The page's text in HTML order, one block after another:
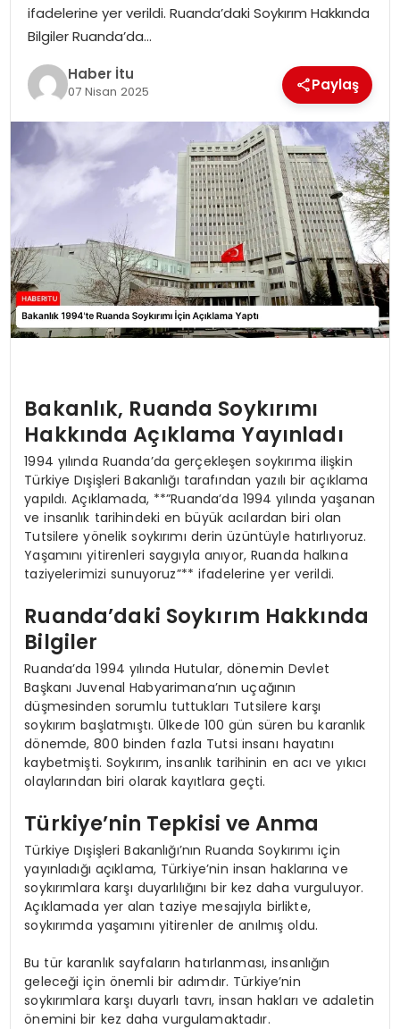
YAŞAM
ifadelerine yer verildi. Ruanda’daki Soykırım Hakkında
Bilgiler Ruanda’da…
Haber İtu
07 Nisan 2025 Paylaş
Bakanlık, Ruanda Soykırımı
Hakkında Açıklama Yayınladı
1994 yılında Ruanda’da gerçekleşen soykırıma ilişkin
Türkiye Dışişleri Bakanlığı tarafından yazılı bir açıklama
yapıldı. Açıklamada, **”Ruanda’da 1994 yılında yaşanan
ve insanlık tarihindeki en büyük acılardan biri olan
Tutsilere yönelik soykırımı derin üzüntüyle hatırlıyoruz.
Yaşamını yitirenleri saygıyla anıyor, Ruanda halkına
taziyelerimizi sunuyoruz”** ifadelerine yer verildi.
Ruanda’daki Soykırım Hakkında
Bilgiler
Ruanda’da 1994 yılında Hutular, dönemin Devlet
Başkanı Juvenal Habyarimana’nın uçağının
düşmesinden sorumlu tuttukları Tutsilere karşı
soykırım başlatmıştı. Ülkede 100 gün süren bu karanlık
dönemde, 800 binden fazla Tutsi insanı hayatını
kaybetmişti. Soykırım, insanlık tarihinin en acı ve yıkıcı
olaylarından biri olarak kayıtlara geçti.
Türkiye’nin Tepkisi ve Anma
Türkiye Dışişleri Bakanlığı’nın Ruanda Soykırımı için
yayınladığı açıklama, Türkiye’nin insan haklarına ve
soykırımlara karşı duyarlılığını bir kez daha vurguluyor.
Açıklamada yer alan taziye mesajıyla birlikte,
soykırımda yaşamını yitirenler de anılmış oldu.
Bu tür karanlık sayfaların hatırlanması, insanlığın
geleceği için önemli bir adımdır. Türkiye’nin
soykırımlara karşı duyarlı tavrı, insan hakları ve adaletin
önemini bir kez daha vurgulamaktadır.